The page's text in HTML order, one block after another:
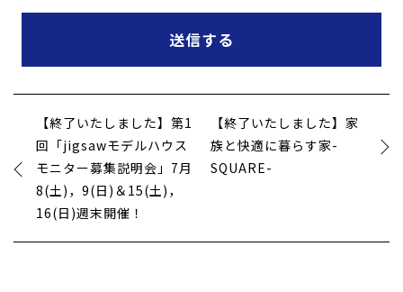
当社は、お客さまよりお預かりした個人情報を適切に管理し、次
・お客さまの同意がある場合
託する業者に対して開示する場合
・法令に基づき開示することが必要である場合
個人情報の安全対策
当社は、個人情報の正確性及び安全性確保のために、セキュリテ
【終了いたしました】第1
回「jigsawモデルハウス
モニター募集説明会」7月
8(土)，9(日)＆15(土)，
16(日)週末開催！
【終了いたしました】家
族と快適に暮らす家-
SQUARE-